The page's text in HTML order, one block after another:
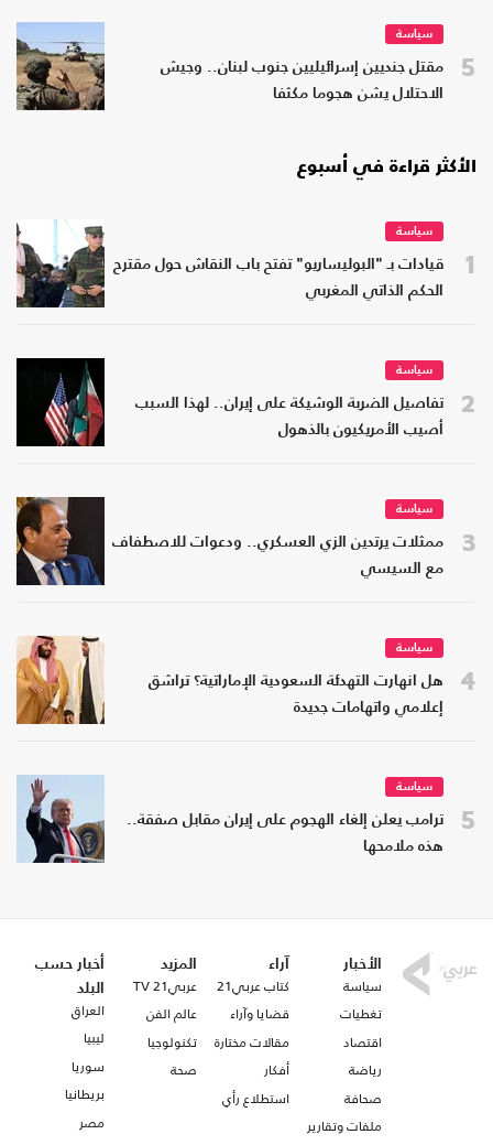
5
سياسة
مقتل جنديين إسرائيليين جنوب لبنان.. وجيش
الاحتلال يشن هجوما مكثفا
الأكثر قراءة في أسبوع
1
سياسة
قيادات بـ "البوليساريو" تفتح باب النقاش حول مقترح
الحكم الذاتي المغربي
2
سياسة
تفاصيل الضربة الوشيكة على إيران.. لهذا السبب
أصيب الأمريكيون بالذهول
3
سياسة
ممثلات يرتدين الزي العسكري.. ودعوات للاصطفاف
مع السيسي
4
سياسة
هل انهارت التهدئة السعودية الإماراتية؟ تراشق
إعلامي واتهامات جديدة
5
سياسة
ترامب يعلن إلغاء الهجوم على إيران مقابل صفقة..
هذه ملامحها
الأخبار
سياسة
تغطيات
اقتصاد
رياضة
صحافة
ملفات وتقارير
آراء
كتاب عربي21
قضايا وآراء
مقالات مختارة
أفكار
استطلاع رأي
المزيد
عربي21 TV
عالم الفن
تكنولوجيا
صحة
أخبار حسب
البلد
العراق
ليبيا
سوريا
بريطانيا
مصر